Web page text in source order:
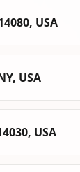
USA
USA
USA